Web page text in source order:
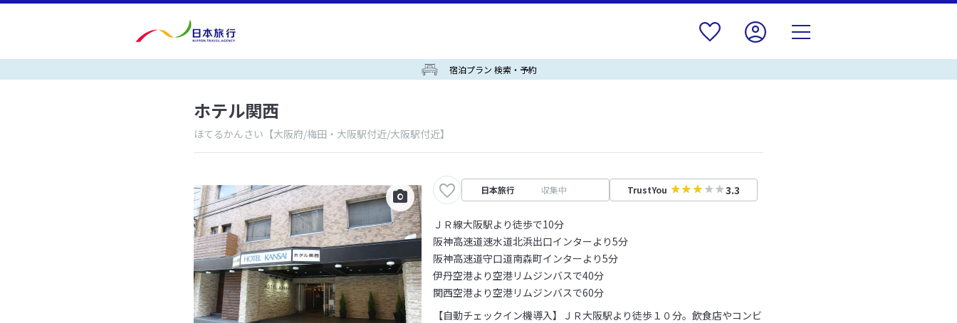
宿泊プラン 検索・予約
ホテル関西
ほてるかんさい 【大阪府/梅田・大阪駅付近/大阪駅付近】
日本旅行 収集中 TrustYou 3.3
ＪＲ線大阪駅より徒歩で10分
阪神高速道速水道北浜出口インターより5分
阪神高速道守口道南森町インターより5分
伊丹空港より空港リムジンバスで40分
関西空港より空港リムジンバスで60分
【自動チェックイン機導入】ＪＲ大阪駅より徒歩１０分。飲食店やコンビ